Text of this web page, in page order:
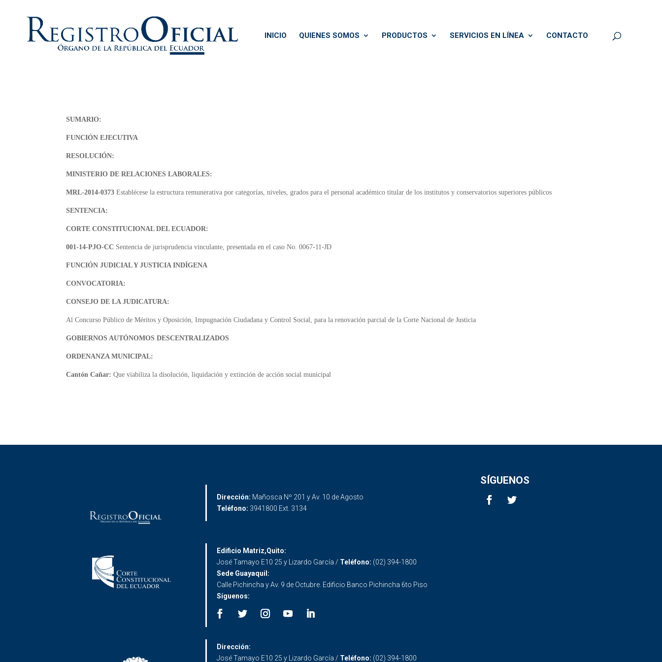
INICIO QUIENES SOMOS PRODUCTOS SERVICIOS EN LÍNEA CONTACTO
SUMARIO:
FUNCIÓN EJECUTIVA
RESOLUCIÓN:
MINISTERIO DE RELACIONES LABORALES:
MRL-2014-0373 Establécese la estructura remunerativa por categorías, niveles, grados para el personal académico titular de los institutos y conservatorios superiores públicos
SENTENCIA:
CORTE CONSTITUCIONAL DEL ECUADOR:
001-14-PJO-CC Sentencia de jurisprudencia vinculante, presentada en el caso No. 0067-11-JD
FUNCIÓN JUDICIAL Y JUSTICIA INDÍGENA
CONVOCATORIA:
CONSEJO DE LA JUDICATURA:
Al Concurso Público de Méritos y Oposición, Impugnación Ciudadana y Control Social, para la renovación parcial de la Corte Nacional de Justicia
GOBIERNOS AUTÓNOMOS DESCENTRALIZADOS
ORDENANZA MUNICIPAL:
Cantón Cañar: Que viabiliza la disolución, liquidación y extinción de acción social municipal
Dirección: Mañosca Nº 201 y Av. 10 de Agosto
Teléfono: 3941800 Ext. 3134
SÍGUENOS
Edificio Matriz,Quito:
José Tamayo E10 25 y Lizardo García / Teléfono: (02) 394-1800
Sede Guayaquil:
Calle Pichincha y Av. 9 de Octubre. Edificio Banco Pichincha 6to Piso
Síguenos:
Dirección:
José Tamayo E10 25 y Lizardo García / Teléfono: (02) 394-1800